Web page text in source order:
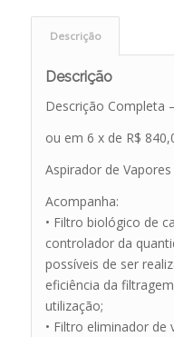
Descrição
Descrição
Descrição Completa
ou em 6 x de R$
Aspirador de
Acompanha:
• Filtro biológico de
controlador da
possíveis de ser
eficiência da
utilização;
• Filtro eliminador